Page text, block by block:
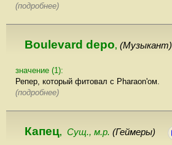
(подробнее)
Boulevard depo, (Музыкант)
значение (1):
Репер, который фитовал с Pharaon'ом.
(подробнее)
Капец, Сущ., м.р. (Геймеры)